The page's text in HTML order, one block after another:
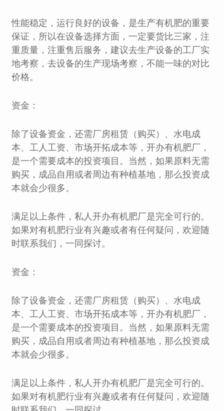
性能稳定，运行良好的设备，是生产有机肥的重要
保证，所以在设备选择方面，一定要货比三家，注
重质量，注重售后服务，建议去生产设备的工厂实
地考察，去设备的生产现场考察，不能一味的对比
价格。
资金：
除了设备资金，还需厂房租赁（购买）、水电成
本、工人工资、市场开拓成本等，开办有机肥厂，
是一个需要成本的投资项目。当然，如果原料无需
购买，成品自用或者周边有种植基地，那么投资成
本就会少很多。
满足以上条件，私人开办有机肥厂是完全可行的。
如果对有机肥行业有兴趣或者有任何疑问，欢迎随
时联系我们，一同探讨。
资金：
除了设备资金，还需厂房租赁（购买）、水电成
本、工人工资、市场开拓成本等，开办有机肥厂，
是一个需要成本的投资项目。当然，如果原料无需
购买，成品自用或者周边有种植基地，那么投资成
本就会少很多。
满足以上条件，私人开办有机肥厂是完全可行的。
如果对有机肥行业有兴趣或者有任何疑问，欢迎随